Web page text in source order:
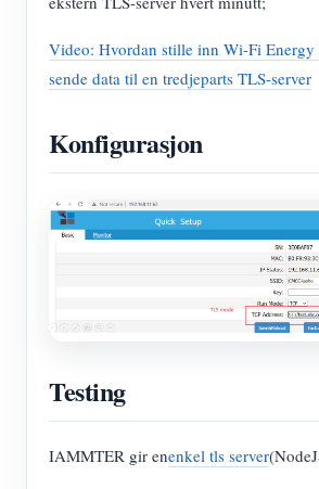
Video: Hvordan stille inn Wi-Fi
sende data til en tredjeparts TLS-server
Konfigurasjon
Testing
IAMMTER gir enenkel tls server